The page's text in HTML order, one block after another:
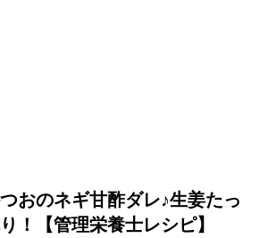
おのネギ甘酢ダレ♪生姜たっ
！【管理栄養士レシピ】